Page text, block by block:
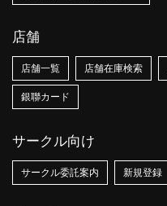
店舗
店舗一覧 店舗在庫検索
銀聯カード
サークル向け
サークル委託案内 新規登録